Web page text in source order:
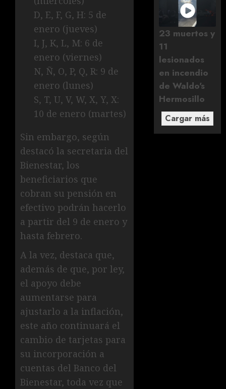
D, E, F, G, H: 5 de
enero (jueves)
I, J, K, L, M: 6 de
enero (viernes)
N, Ñ, O, P, Q, R: 9 de
enero (lunes)
S, T, U, V, W, X, Y, X:
10 de enero (martes)
Sin embargo, según
destacó la secretaria del
Bienestar, los
beneficiarios que
cobran su pensión en
efectivo podrán hacerlo
a partir del 9 de enero y
hasta febrero.
A la vez, destaca que,
además de que, por ley,
el apoyo debe
aumentarse para
ajustarlo a la inflación,
este año continuará el
cambio de tarjetas para
su incorporación a
cuentas del Banco del
Bienestar, toda vez que
23 muertos y
11
lesionados
en incendio
de Waldo's
Hermosillo
Cargar más